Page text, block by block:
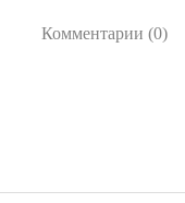
Комментарии (0)